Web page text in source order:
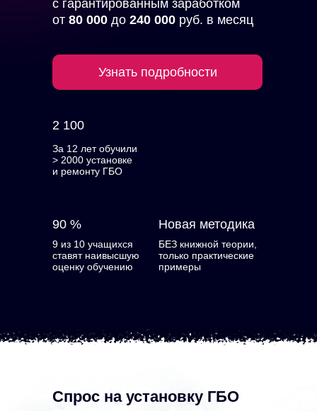
с гарантированным заработком
от 80 000 до 240 000 руб. в месяц
Узнать подробности
2 100
90 % Новая методика
За 12 лет обучили
> 2000 установке
и ремонту ГБО
9 из 10 учащихся
ставят наивысшую
оценку обучению
БЕЗ книжной теории,
только практические
примеры
Спрос на установку ГБО